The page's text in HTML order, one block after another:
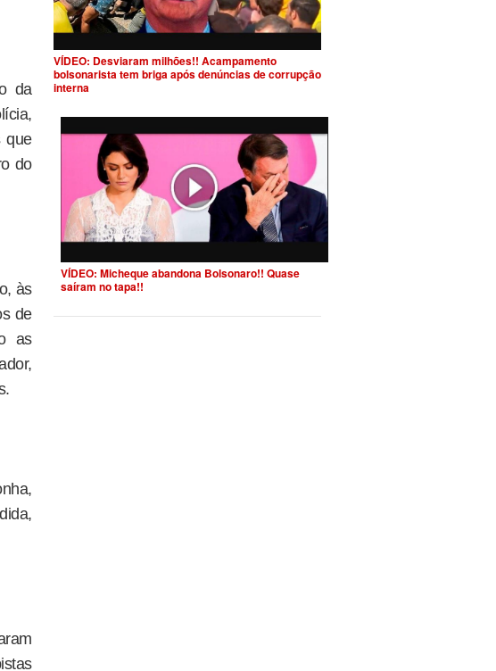
da
que
do
às
de
as
VÍDEO: Desviaram milhões!! Acampamento
bolsonarista tem briga após denúncias de corrupção
interna
VÍDEO: Micheque abandona Bolsonaro!! Quase
saíram no tapa!!